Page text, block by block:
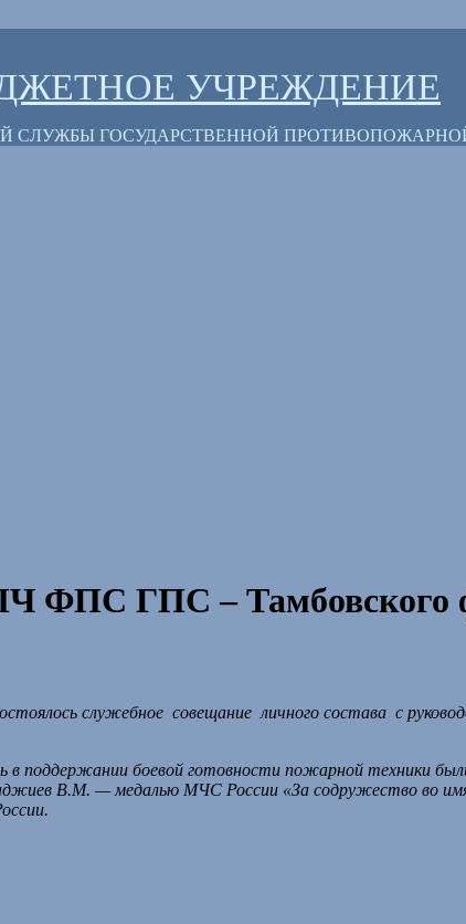
УЧРЕЖДЕНИЕ
СЛУЖБЫ ГОСУДАРСТВЕННОЙ
ФПС ГПС – Тамбовского
служебное совещание личного состава с
поддержании боевой готовности пожарной техники
В.М. — медалью МЧС России «За содружество во имя